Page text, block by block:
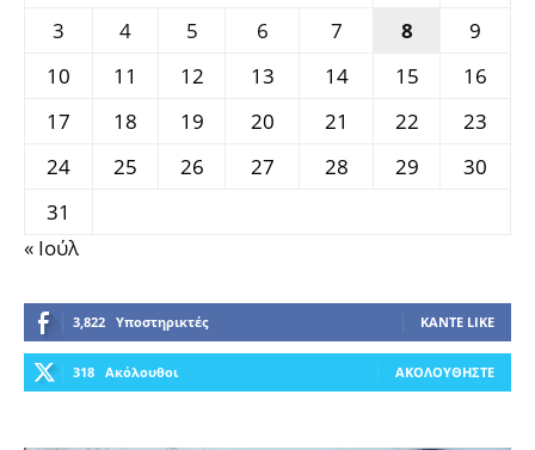
3
4 5 6 7 8
9
10
11 12 13 14 15
16
17
18 19 20 21 22
23
24
25 26 27 28 29
30
31
« Ιούλ
3,822 Υποστηρικτές ΚΆΝΤΕ LIKE
318 Ακόλουθοι ΑΚΟΛΟΥΘΉΣΤΕ